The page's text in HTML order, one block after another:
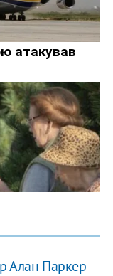
Алан Паркер